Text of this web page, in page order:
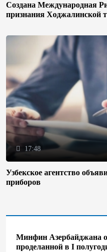
Создана Международная
признания Ходжалинской
17:48
Узбекское агентство
приборов
Минфин Азербайджана
проделанной в I